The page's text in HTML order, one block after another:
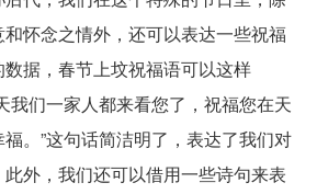
怀念之情外，还可以表达一些祝福
据，春节上坟祝福语可以这样
我们一家人都来看您了，祝福您在天
。”这句话简洁明了，表达了我们对
外，我们还可以借用一些诗句来表